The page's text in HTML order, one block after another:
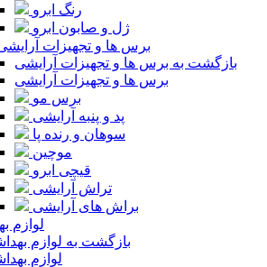
رنگ ابرو
ژل و صابون ابرو
برس ها و تجهیزات
بازگشت به برس ها و تجهیزات آرایشی
برس ها و تجهیزات آرایشی
برس مو
پد و پنبه آرایشی
سوهان و رنده پا
موچین
قیچی ابرو
تراش آرایشی
براش های آرایشی
لوازم
بازگشت به لوازم
لوازم